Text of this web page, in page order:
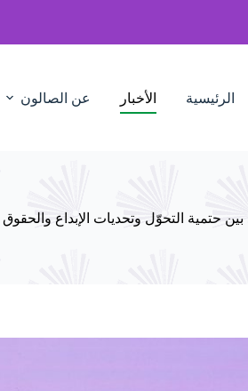
الرئيسية الأخبار عن الصالون
حتمية التحوّل وتحديات الإبداع والحقوق